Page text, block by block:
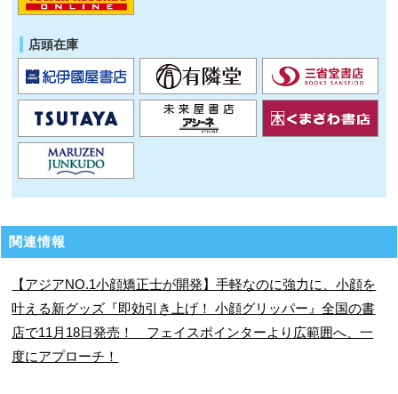
店頭在庫
関連情報
【アジアNO.1小顔矯正士が開発】手軽なのに強力に、小顔を
叶える新グッズ『即効引き上げ！ 小顔グリッパー』全国の書
店で11月18日発売！ フェイスポインターより広範囲へ、一
度にアプローチ！